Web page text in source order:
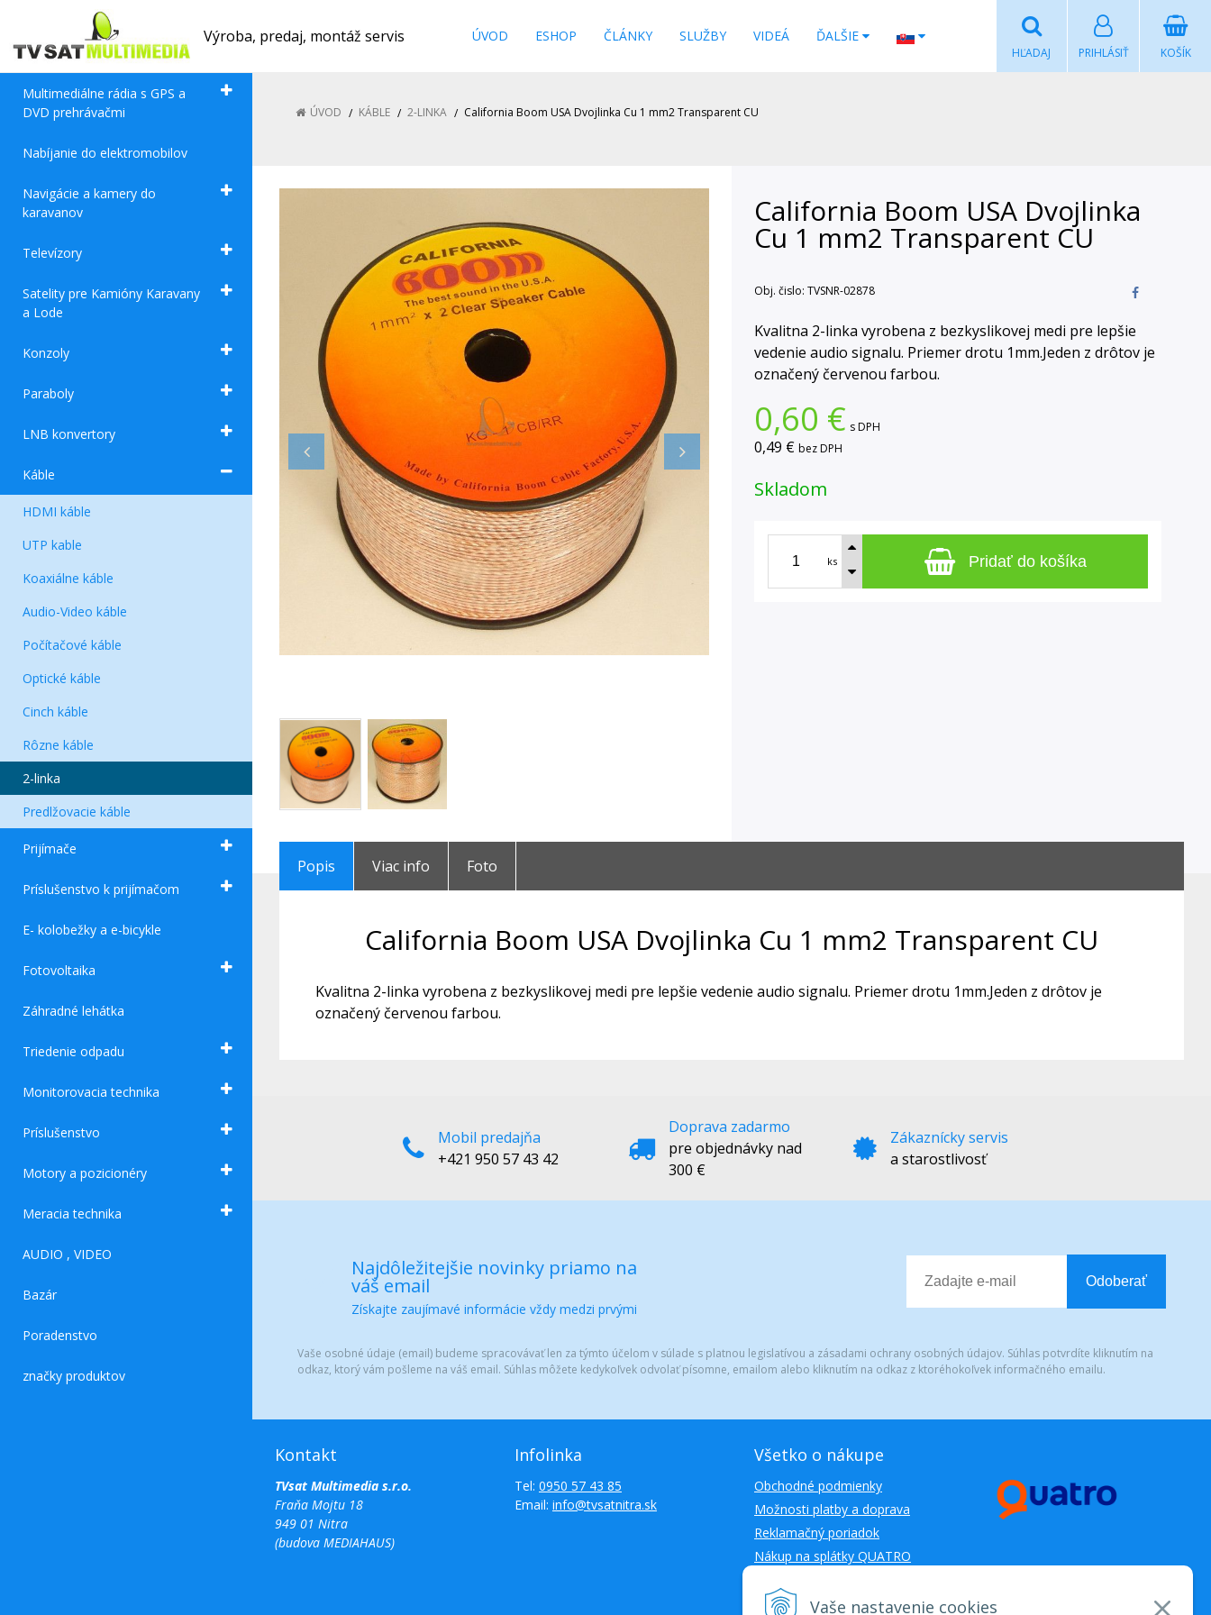
Vaše nastavenie cookies
Výroba, predaj, montáž servis ÚVOD ESHOP ČLÁNKY SLUŽBY VIDEÁ ĎALŠIE
KOŠÍK
PRIHLÁSIŤ
HĽADAJ
Multimediálne rádia s GPS a
DVD prehrávačmi
Nabíjanie do elektromobilov
Navigácie a kamery do
karavanov
Televízory
Satelity pre Kamióny Karavany
a Lode
Konzoly
Paraboly
LNB konvertory
Káble
HDMI káble
UTP kable
Koaxiálne káble
Audio-Video káble
Počítačové káble
Optické káble
Cinch káble
Rôzne káble
2-linka
Predlžovacie káble
Prijímače
Príslušenstvo k prijímačom
E- kolobežky a e-bicykle
Fotovoltaika
Záhradné lehátka
Triedenie odpadu
Monitorovacia technika
Príslušenstvo
Motory a pozicionéry
Meracia technika
AUDIO , VIDEO
Bazár
Poradenstvo
značky produktov
ÚVOD KÁBLE 2-LINKA California Boom USA Dvojlinka Cu 1 mm2 Transparent CU
California Boom USA Dvojlinka
Cu 1 mm2 Transparent CU
Obj. čislo: TVSNR-02878
Kvalitna 2-linka vyrobena z bezkyslikovej medi pre lepšie
vedenie audio signalu. Priemer drotu 1mm.Jeden z drôtov je
označený červenou farbou.
0,60 € s DPH
0,49 € bez DPH
Skladom
ks Pridať do košíka
Popis Viac info Foto
California Boom USA Dvojlinka Cu 1 mm2 Transparent CU
Kvalitna 2-linka vyrobena z bezkyslikovej medi pre lepšie vedenie audio signalu. Priemer drotu 1mm.Jeden z drôtov je
označený červenou farbou.
Mobil predajňa
+421 950 57 43 42
Doprava zadarmo
pre objednávky nad
300 €
Zákaznícky servis
a starostlivosť
Najdôležitejšie novinky priamo na
váš email
Získajte zaujímavé informácie vždy medzi prvými
Odoberať
Vaše osobné údaje (email) budeme spracovávať len za týmto účelom v súlade s platnou legislatívou a zásadami ochrany osobných údajov. Súhlas potvrdíte kliknutím na
odkaz, ktorý vám pošleme na váš email. Súhlas môžete kedykoľvek odvolať písomne, emailom alebo kliknutím na odkaz z ktoréhokoľvek informačného emailu.
Kontakt
TVsat Multimedia s.r.o.
Fraňa Mojtu 18
949 01 Nitra
(budova MEDIAHAUS)
Infolinka
Tel: 0950 57 43 85
Email: info@tvsatnitra.sk
Všetko o nákupe
Obchodné podmienky
Možnosti platby a doprava
Reklamačný poriadok
Nákup na splátky QUATRO